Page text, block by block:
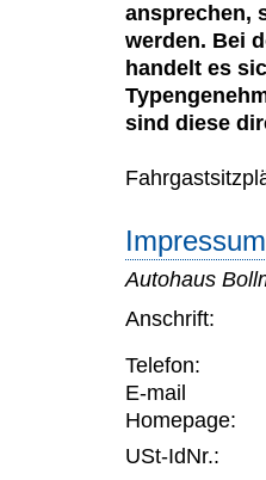
ansprechen,
werden. Bei
handelt es
sind diese
Autohaus
Anschrift:
Telefon:
E-mail
Homepage:
USt-IdNr.: